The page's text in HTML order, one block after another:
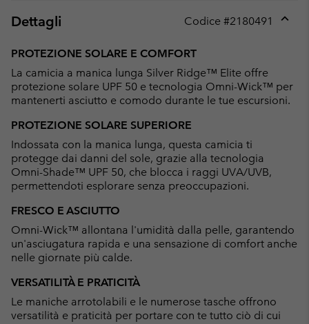
Dettagli Codice #2180491
PROTEZIONE SOLARE E COMFORT
La camicia a manica lunga Silver Ridge™ Elite offre
protezione solare UPF 50 e tecnologia Omni-Wick™ per
mantenerti asciutto e comodo durante le tue escursioni.
PROTEZIONE SOLARE SUPERIORE
Indossata con la manica lunga, questa camicia ti
protegge dai danni del sole, grazie alla tecnologia
Omni-Shade™ UPF 50, che blocca i raggi UVA/UVB,
permettendoti esplorare senza preoccupazioni.
FRESCO E ASCIUTTO
Omni-Wick™ allontana l'umidità dalla pelle, garantendo
un'asciugatura rapida e una sensazione di comfort anche
nelle giornate più calde.
VERSATILITÀ E PRATICITÀ
Le maniche arrotolabili e le numerose tasche offrono
versatilità e praticità per portare con te tutto ciò di cui